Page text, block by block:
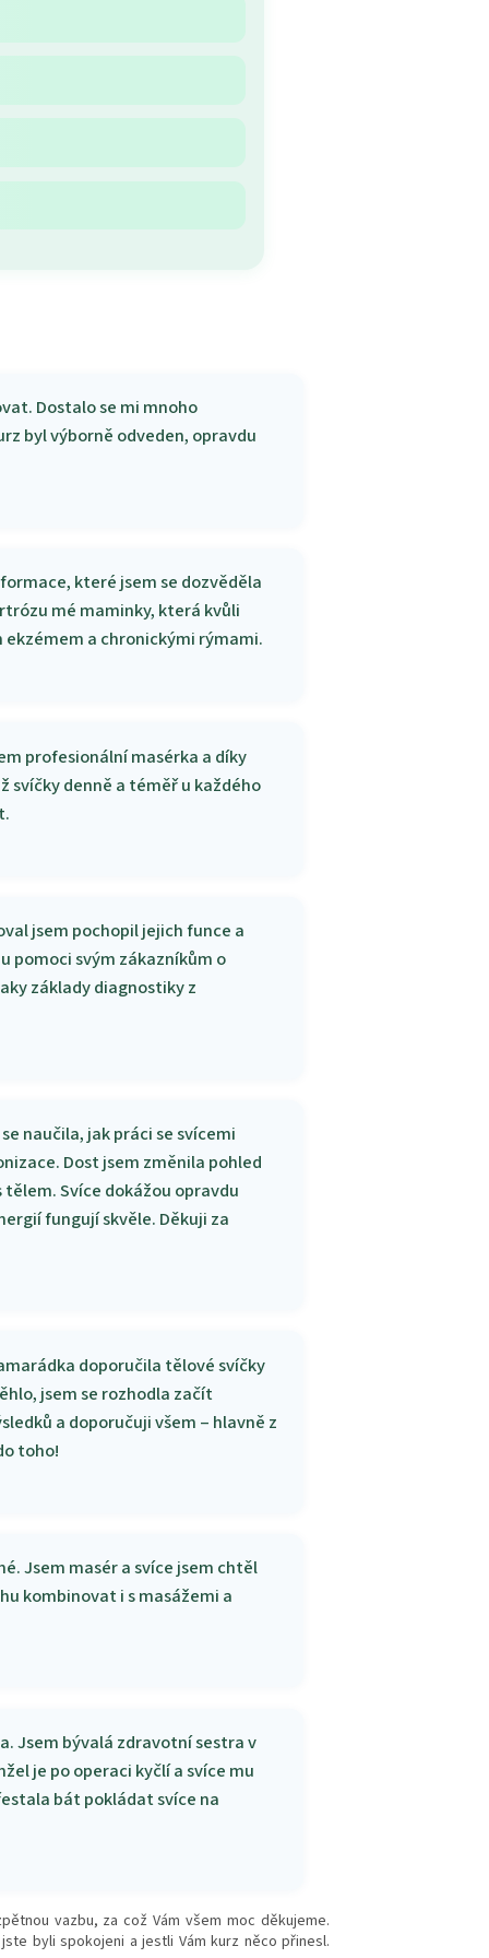
Dostalo se mi mnoho
byl výborně odveden, opravdu
které jsem se dozvěděla
mé maminky, která kvůli
a chronickými rýmami.
profesionální masérka a díky
svíčky denně a téměř u každého
jsem pochopil jejich funce a
pomoci svým zákazníkům o
základy diagnostiky z
naučila, jak práci se svícemi
Dost jsem změnila pohled
Svíce dokážou opravdu
fungují skvěle. Děkuji za
doporučila tělové svíčky
jsem se rozhodla začít
a doporučuji všem – hlavně z
toho!
Jsem masér a svíce jsem chtěl
kombinovat i s masážemi a
Jsem bývalá zdravotní sestra v
je po operaci kyčlí a svíce mu
bát pokládat svíce na
vazbu, za což Vám všem moc děkujeme.
byli spokojeni a jestli Vám kurz něco přinesl.